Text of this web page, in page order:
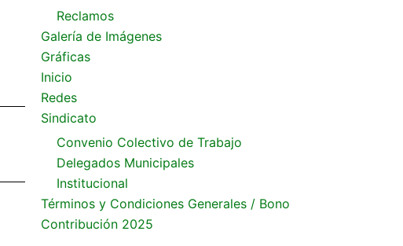
Reclamos
Galería de Imágenes
Gráficas
Inicio
Redes
Sindicato
Convenio Colectivo de Trabajo
Delegados Municipales
Institucional
Términos y Condiciones Generales / Bono
Contribución 2025